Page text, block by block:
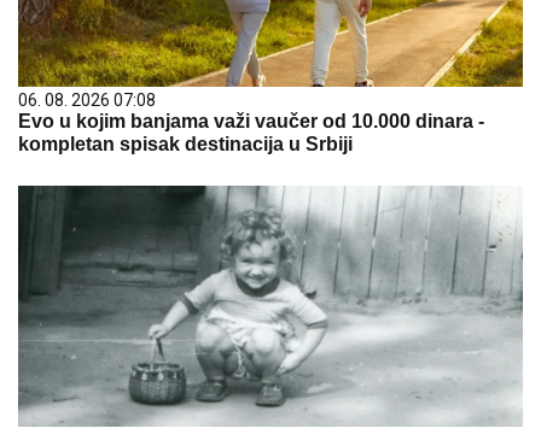
06. 08. 2026 07:08
Evo u kojim banjama važi vaučer od 10.000 dinara -
kompletan spisak destinacija u Srbiji